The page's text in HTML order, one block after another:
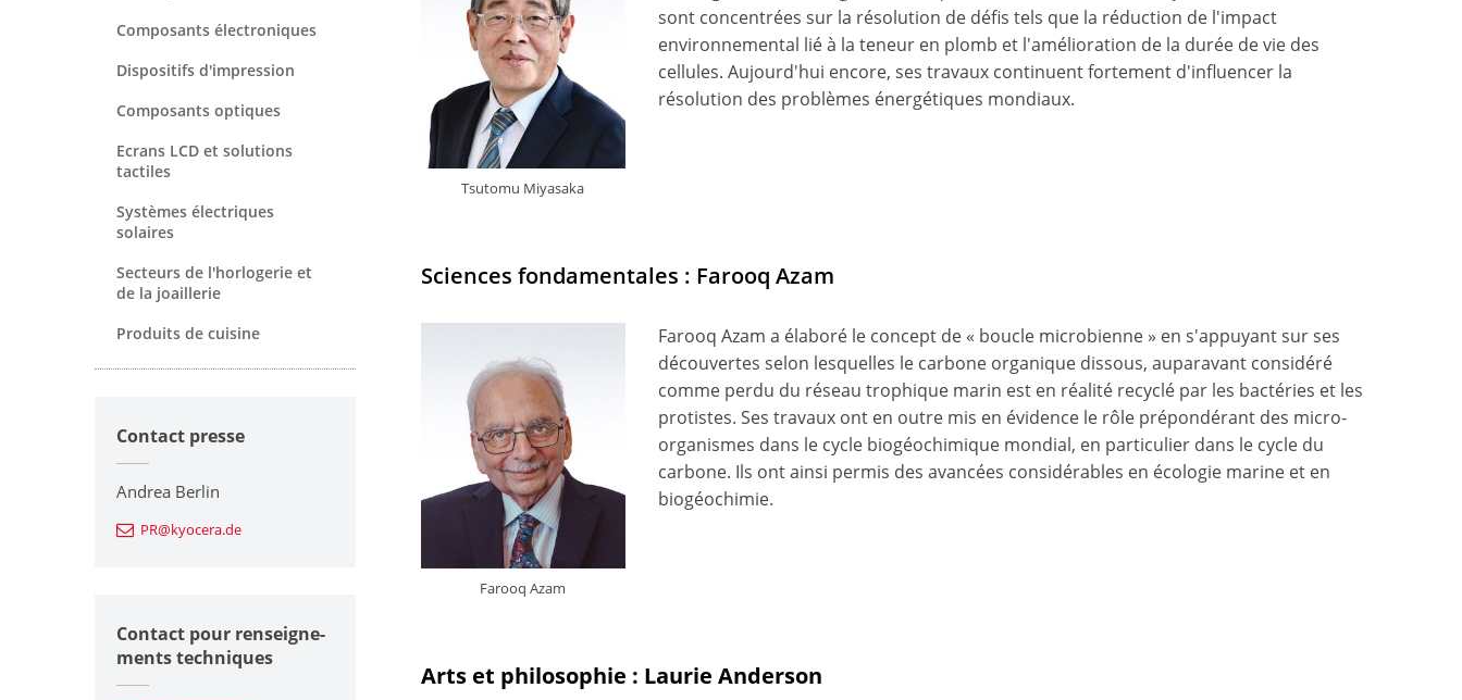
Tsutomu Miyasaka
sont concentrées sur la résolution de défis tels que la réduction de l'impact
environnemental lié à la teneur en plomb et l'amélioration de la durée de vie des
cellules. Aujourd'hui encore, ses travaux continuent fortement d'influencer la
résolution des problèmes énergétiques mondiaux.
Sciences fondamentales : Farooq Azam
Farooq Azam
Farooq Azam a élaboré le concept de « boucle microbienne » en s'appuyant sur ses
découvertes selon lesquelles le carbone organique dissous, auparavant considéré
comme perdu du réseau trophique marin est en réalité recyclé par les bactéries et les
protistes. Ses travaux ont en outre mis en évidence le rôle prépondérant des micro-
organismes dans le cycle biogéochimique mondial, en particulier dans le cycle du
carbone. Ils ont ainsi permis des avancées considérables en écologie marine et en
biogéochimie.
Arts et philosophie : Laurie Anderson
Composants électroniques
Dispositifs d'impression
Composants optiques
Ecrans LCD et solutions
tactiles
Systèmes électriques
solaires
Secteurs de l'horlogerie et
de la joaillerie
Produits de cuisine
Contact presse
Andrea Berlin
PR@kyocera.de
Contact pour renseigne-
ments techniques